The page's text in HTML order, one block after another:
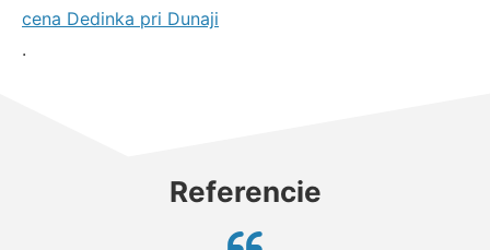
cena Dedinka pri Dunaji
.
Referencie